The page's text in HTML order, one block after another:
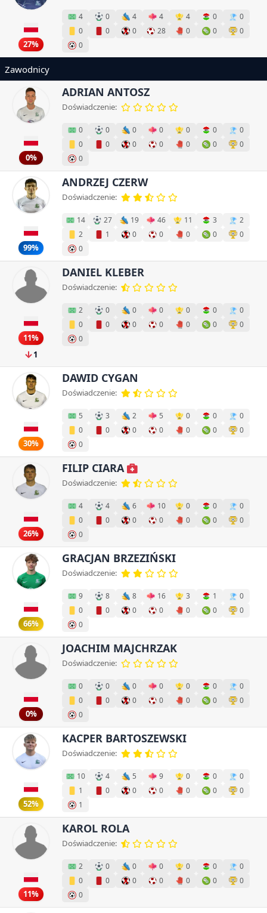
27%
4 0 4 4 4 0
0
0
0 0 28 0 0
0
0
Zawodnicy
0%
ADRIAN ANTOSZ
Doświadczenie:
0 0 0 0 0 0
0
0
0 0 0 0 0
0
0
99%
ANDRZEJ CZERW
Doświadczenie:
14 27 19 46 11 3
2
2
1 0 0 0 0
0
0
11%
1
DANIEL KLEBER
Doświadczenie:
2 0 0 0 0 0
0
0
0 0 0 0 0
0
0
30%
DAWID CYGAN
Doświadczenie:
5 3 2 5 0 0
0
0
0 0 0 0 0
0
0
26%
FILIP CIARA
Doświadczenie:
4 4 6 10 0 0
0
0
0 0 0 0 0
0
0
66%
GRACJAN BRZEZIŃSKI
Doświadczenie:
9 8 8 16 3 1
0
0
0 0 0 0 0
0
0
0%
JOACHIM MAJCHRZAK
Doświadczenie:
0 0 0 0 0 0
0
0
0 0 0 0 0
0
0
52%
KACPER BARTOSZEWSKI
Doświadczenie:
10 4 5 9 0 0
0
1
0 0 0 0 0
0
1
11%
KAROL ROLA
Doświadczenie:
2 0 0 0 0 0
0
0
0 0 0 0 0
0
0